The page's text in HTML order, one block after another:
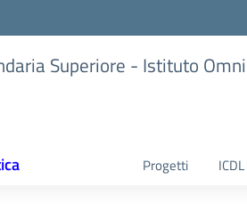
Superiore - Istituto
Progetti ICDL